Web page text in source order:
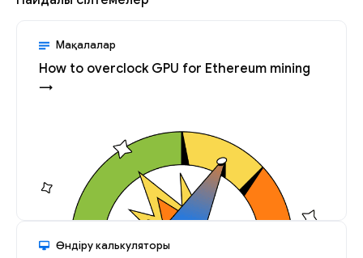
Мақалалар
How to overclock GPU for Ethereum mining
→
Өндіру калькуляторы